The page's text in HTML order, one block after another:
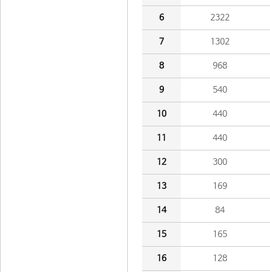
6 2322
7 1302
8 968
9 540
10 440
11 440
12 300
13 169
14 84
15 165
16 128